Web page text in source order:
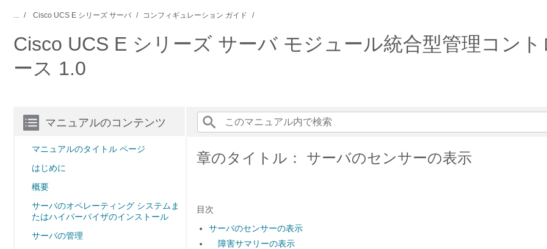
... Cisco UCS E シリーズ サーバ コンフィギュレーション ガイド
Cisco UCS E シリーズ サーバ モジュール統合型管理コン
ース 1.0
マニュアルのコンテンツ
マニュアルのタイトル ページ
はじめに
概要
サーバのオペレーティング システムま
たはハイパーバイザのインストール
サーバの管理
章のタイトル： サーバのセンサーの表示
目次
サーバのセンサーの表示
障害サマリーの表示